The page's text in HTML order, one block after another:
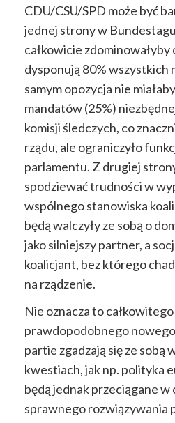
CDU/CSU/SPD może być
jednej strony w
całkowicie zdominowałyby
dysponują 80% wszystkich
samym opozycja nie
mandatów (25%)
komisji śledczych, co
rządu, ale ograniczyło
parlamentu. Z drugiej
spodziewać trudności w
wspólnego stanowiska
będą walczyły ze sobą o
jako silniejszy partner, a
koalicjant, bez którego
na rządzenie.
Nie oznacza to
prawdopodobnego
partie zgadzają się ze sobą
kwestiach, jak np. polityka
będą jednak przeciągane w
sprawnego rozwiązywania